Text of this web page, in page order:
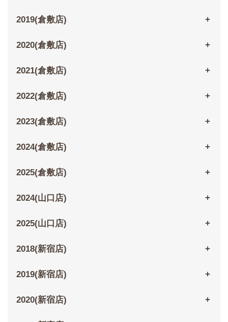
2019(倉敷店)
2020(倉敷店)
2021(倉敷店)
2022(倉敷店)
2023(倉敷店)
2024(倉敷店)
2025(倉敷店)
2024(山口店)
2025(山口店)
2018(新宿店)
2019(新宿店)
2020(新宿店)